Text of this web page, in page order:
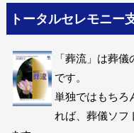
トータルセレモニー
「葬流」は葬
です。
単独ではもちろ
れば、葬儀ソフ